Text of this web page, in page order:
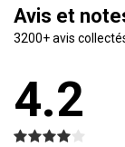
Avis et
3200+ avis
4.2